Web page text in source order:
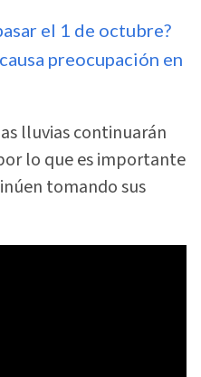
el 1 de octubre?
preocupación en
lluvias continuarán
lo que es importante
tomando sus